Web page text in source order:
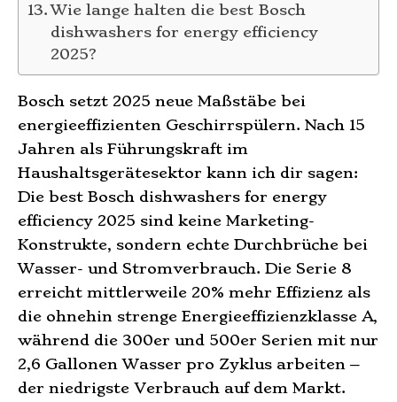
Wie lange halten die best Bosch
dishwashers for energy efficiency
2025?
Bosch setzt 2025 neue Maßstäbe bei
energieeffizienten Geschirrspülern. Nach 15
Jahren als Führungskraft im
Haushaltsgerätesektor kann ich dir sagen:
Die best Bosch dishwashers for energy
efficiency 2025 sind keine Marketing-
Konstrukte, sondern echte Durchbrüche bei
Wasser- und Stromverbrauch. Die Serie 8
erreicht mittlerweile 20% mehr Effizienz als
die ohnehin strenge Energieeffizienzklasse A,
während die 300er und 500er Serien mit nur
2,6 Gallonen Wasser pro Zyklus arbeiten –
der niedrigste Verbrauch auf dem Markt.